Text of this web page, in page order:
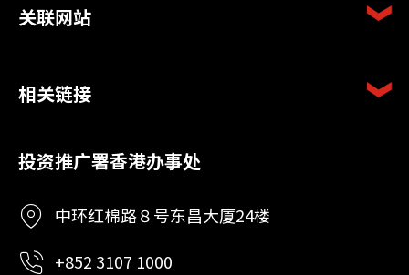
关联网站
相关链接
投资推广署香港办事处
中环红棉路８号东昌大厦24楼
+852 3107 1000